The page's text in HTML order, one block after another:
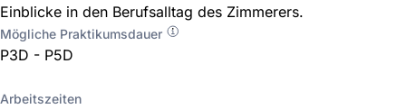
Einblicke in den Berufsalltag des Zimmerers.
Mögliche Praktikumsdauer
P3D - P5D
Arbeitszeiten